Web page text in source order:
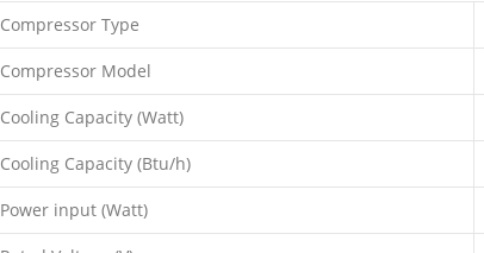
Compressor Type
Compressor Model
Cooling Capacity (Watt)
Cooling Capacity (Btu/h)
Power input (Watt)